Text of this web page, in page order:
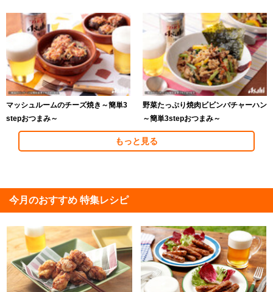
マッシュルームのチーズ焼き～簡単3
stepおつまみ～
野菜たっぷり焼肉ビビンバチャーハン
～簡単3stepおつまみ～
もっと見る
今月のおすすめ 特集レシピ